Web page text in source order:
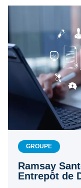
GROUPE
Ramsay
Entrepôt de